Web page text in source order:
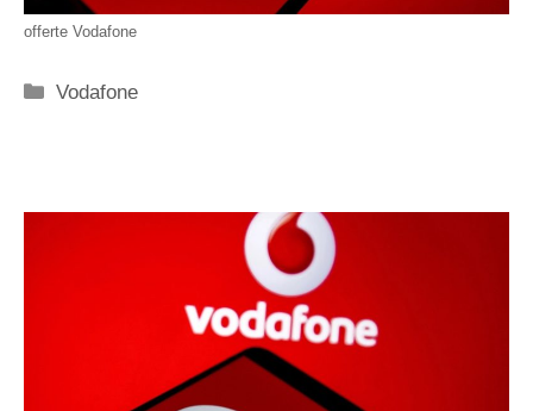
offerte Vodafone
Categorie
Vodafone